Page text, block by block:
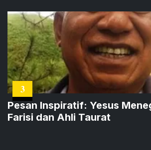
3
Pesan Inspiratif: Yesus Menegur Orang
Farisi dan Ahli Taurat